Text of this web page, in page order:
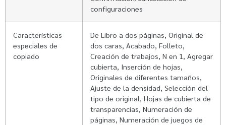
configuraciones
Características
especiales de
copiado
De Libro a dos páginas, Original de
dos caras, Acabado, Folleto,
Creación de trabajos, N en 1, Agregar
cubierta, Inserción de hojas,
Originales de diferentes tamaños,
Ajuste de la densidad, Selección del
tipo de original, Hojas de cubierta de
transparencias, Numeración de
páginas, Numeración de juegos de